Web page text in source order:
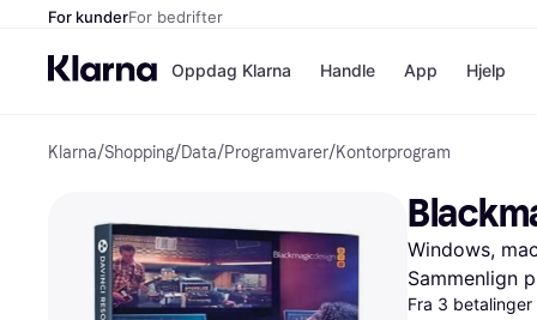
For kunderFor bedrifter
Oppdag Klarna
Betal nå
Betal i 3
Betal innen
Finansiering
Vipps
Handle
kicks.no
App Hjelp
Klarna/Shopping/Data/Programvarer/Kontorprogram
Windows,
Sammenlign
Fra 3 betalinger